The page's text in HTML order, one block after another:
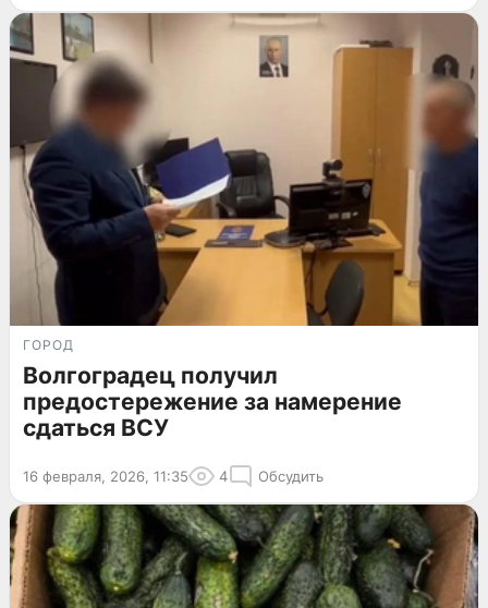
ГОРОД
Волгоградец получил
предостережение за намерение
сдаться ВСУ
16 февраля, 2026, 11:35 4 Обсудить